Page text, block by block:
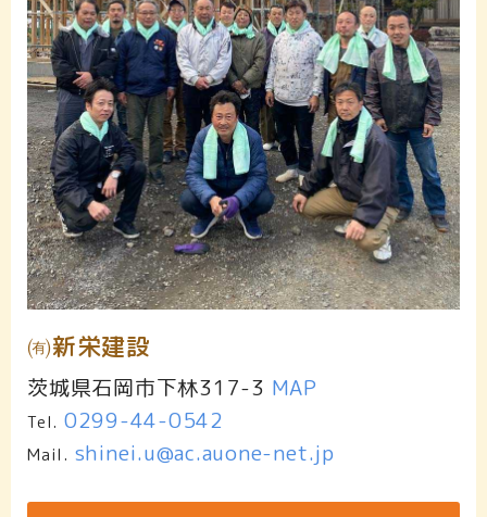
㈲新栄建設
茨城県石岡市下林317-3 MAP
Tel. 0299-44-0542
Mail. shinei.u@ac.auone-net.jp